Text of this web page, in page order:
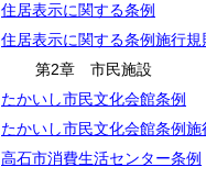
住居表示に関する条例
住居表示に関する条例施行規
第2章 市民施設
たかいし市民文化会館条例
たかいし市民文化会館条例施
高石市消費生活センター条例